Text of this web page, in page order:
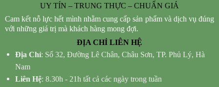
UY TÍN – TRUNG THỰC – CHUẨN GIÁ
Cam kết nỗ lực hết mình nhằm cung cấp sản phẩm và dịch vụ đúng
với những giá trị mà khách hàng mong đợi.
ĐỊA CHỈ LIÊN HỆ
Địa Chỉ: Số 32, Đường Lê Chân, Châu Sơn, TP. Phủ Lý, Hà
Nam
Liên Hệ: 8.30h - 21h tất cả các ngày trong tuần